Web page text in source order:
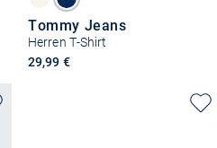
Tommy Jeans
Herren T-Shirt
29,99 €